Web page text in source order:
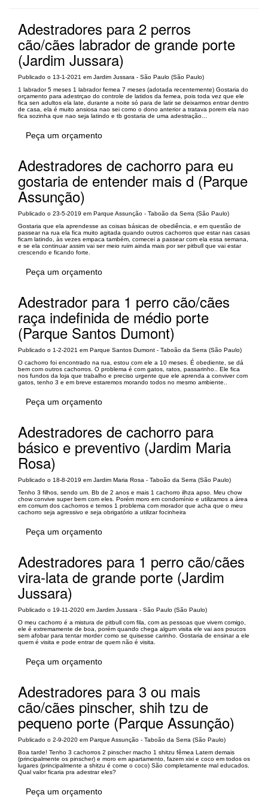
Adestradores para 2 perros
cão/cães labrador de grande porte
(Jardim Jussara)
Publicado o 13-1-2021 em Jardim Jussara - São Paulo (São Paulo)
1 labrador 5 meses 1 labrador femea 7 meses (adotada recentemente) Gostaria do
orçamento para adestrçao do controle de latidos da femea, pois toda vez que ele
fica sen adultos ela late, durante a noite só para de latir se deixarmos entrar dentro
de casa, ela é muito ansiosa nao sei como o dono anterior a tratava porem ela nao
fica sozinha que nao seja latindo e tb gostaria de uma adestração...
Peça um orçamento
Adestradores de cachorro para eu
gostaria de entender mais d (Parque
Assunção)
Publicado o 23-5-2019 em Parque Assunção - Taboão da Serra (São Paulo)
Gostaria que ela aprendesse as coisas básicas de obediência, e em questão de
passear na rua ela fica muito agitada quando outros cachorros que estar nas casas
ficam latindo, às vezes empaca também, comecei a passear com ela essa semana,
e se ela continuar assim vai ser meio ruim ainda mais por ser pitbull que vai estar
crescendo e ficando forte.
Peça um orçamento
Adestrador para 1 perro cão/cães
raça indefinida de médio porte
(Parque Santos Dumont)
Publicado o 1-2-2021 em Parque Santos Dumont - Taboão da Serra (São Paulo)
O cachorro foi encontrado na rua, estou com ele a 10 meses. É obediente, se dá
bem com outros cachorros. O problema é com gatos, ratos, passarinho.. Ele fica
nos fundos da loja que trabalho e preciso urgente que ele aprenda a conviver com
gatos, tenho 3 e em breve estaremos morando todos no mesmo ambiente..
Peça um orçamento
Adestradores de cachorro para
básico e preventivo (Jardim Maria
Rosa)
Publicado o 18-8-2019 em Jardim Maria Rosa - Taboão da Serra (São Paulo)
Tenho 3 filhos, sendo um. Bb de 2 anos e mais 1 cachorro ilhza apso. Meu chow
chow convive super bem com eles. Porém moro em condomínio e utilizamos a área
em comum dos cachorros e temos 1 problema com morador que acha que o meu
cachorro seja agressivo e seja obrigatório a utilizar focinheira
Peça um orçamento
Adestradores para 1 perro cão/cães
vira-lata de grande porte (Jardim
Jussara)
Publicado o 19-11-2020 em Jardim Jussara - São Paulo (São Paulo)
O meu cachorro é a mistura de pitbull com fila, com as pessoas que vivem comigo,
ele é extremamente de boa, porém quando chega algum visita ele vai aos poucos
sem afobar para tentar morder como se quisesse carinho. Gostaria de ensinar a ele
quem é visita e pode entrar de quem não é visita.
Peça um orçamento
Adestradores para 3 ou mais
cão/cães pinscher, shih tzu de
pequeno porte (Parque Assunção)
Publicado o 2-9-2020 em Parque Assunção - Taboão da Serra (São Paulo)
Boa tarde! Tenho 3 cachorros 2 pinscher macho 1 shitzu fêmea Latem demais
(principalmente os pinscher) e moro em apartamento, fazem xixi e coco em todos os
lugares (principalmente a shitzu é come o coco) São completamente mal educados.
Qual valor ficaria pra adestrar eles?
Peça um orçamento